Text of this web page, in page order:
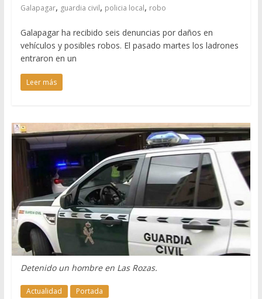
Galapagar, guardia civil, policia local, robo
Galapagar ha recibido seis denuncias por daños en
vehículos y posibles robos. El pasado martes los ladrones
entraron en un
Leer más
Detenido un hombre en Las Rozas.
Actualidad Portada